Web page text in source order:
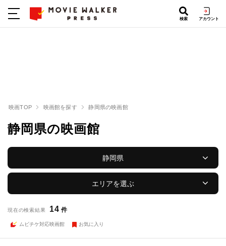
検索 アカウント
映画TOP 映画館を探す 静岡県の映画館
静岡県の映画館
静岡県
エリアを選ぶ
現在の検索結果 14 件
ムビチケ対応映画館 お気に入り